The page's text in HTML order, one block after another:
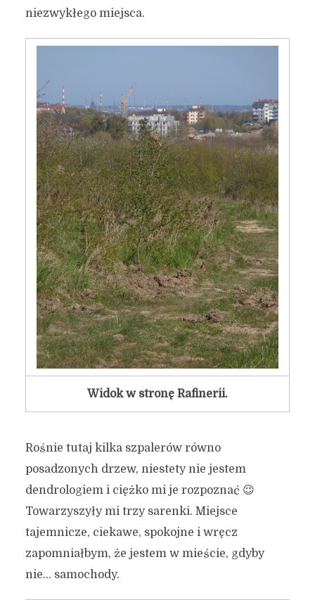
Tajemnicze miejsce na
Łostowicach
Autor:Kamil Sulewski
niezwykłego miejsca.
Widok w stronę Rafinerii.
Rośnie tutaj kilka szpalerów równo
posadzonych drzew, niestety nie jestem
dendrologiem i ciężko mi je rozpoznać 😉
Towarzyszyły mi trzy sarenki. Miejsce
tajemnicze, ciekawe, spokojne i wręcz
zapomniałbym, że jestem w mieście, gdyby
nie… samochody.